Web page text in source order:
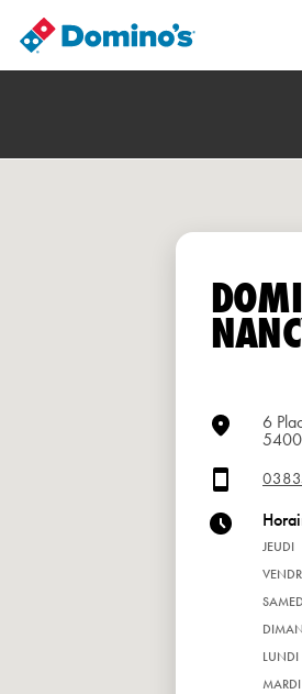
6
JEUDI
LUNDI
MARDI